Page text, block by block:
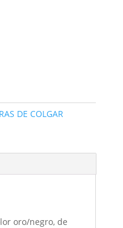
DE COLGAR
oro/negro, de